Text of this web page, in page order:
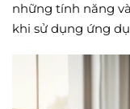
những tính năng
khi sử dụng ứng